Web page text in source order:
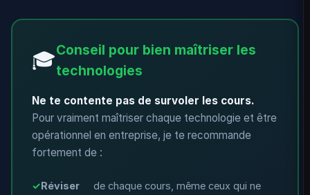
🎓Conseil pour bien maîtriser les
technologies
Ne te contente pas de survoler les cours.
Pour vraiment maîtriser chaque technologie et être
opérationnel en entreprise, je te recommande
fortement de :
Réviser
de chaque cours, même ceux qui ne